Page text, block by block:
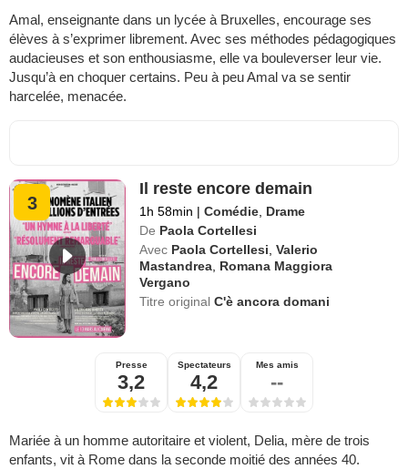
Amal, enseignante dans un lycée à Bruxelles, encourage ses
élèves à s’exprimer librement. Avec ses méthodes pédagogiques
audacieuses et son enthousiasme, elle va bouleverser leur vie.
Jusqu’à en choquer certains. Peu à peu Amal va se sentir
harcelée, menacée.
3
Il reste encore demain
1h 58min | Comédie Drame
De Paola Cortellesi
Avec Paola Cortellesi ,Valerio
Mastandrea Romana Maggiora
Vergano
Titre originalC'è ancora domani
Presse
3,2
Spectateurs
4,2
Mes amis
--
Mariée à un homme autoritaire et violent, Delia, mère de trois
enfants, vit à Rome dans la seconde moitié des années 40.